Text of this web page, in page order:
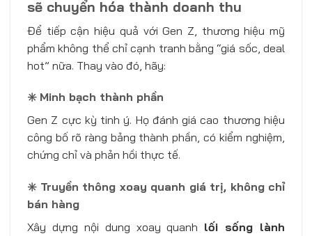
sẽ chuyển hóa thành doanh thu
Để tiếp cận hiệu quả với Gen Z, thương hiệu mỹ
phẩm không thể chỉ cạnh tranh bằng “giá sốc, deal
hot” nữa. Thay vào đó, hãy:
✳️ Minh bạch thành phần
Gen Z cực kỳ tinh ý. Họ đánh giá cao thương hiệu
công bố rõ ràng bảng thành phần, có kiểm nghiệm,
chứng chỉ và phản hồi thực tế.
✳️ Truyền thông xoay quanh giá trị, không chỉ
bán hàng
Xây dựng nội dung xoay quanh lối sống lành